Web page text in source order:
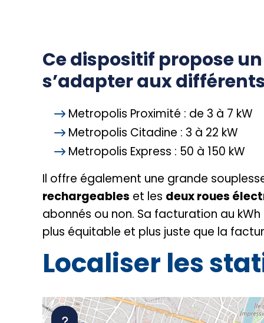
Ce dispositif propose
s’adapter aux
Metropolis Proximité : de 3 à 7 kW
Metropolis Citadine : 3 à 22 kW
Metropolis Express : 50 à 150 kW
Il offre également une grande
rechargeables et les deux roues
abonnés ou non. Sa facturation au
plus équitable et plus juste que la
Localiser les